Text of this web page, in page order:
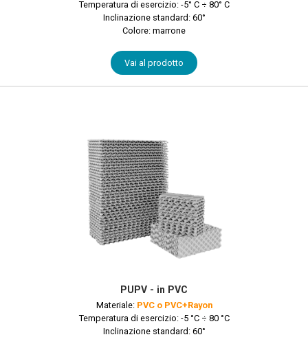
Temperatura di esercizio: -5° C ÷ 80° C
Inclinazione standard: 60°
Colore: marrone
Vai al prodotto
PUPV - in PVC
Materiale: PVC o PVC+Rayon
Temperatura di esercizio: -5 °C ÷ 80 °C
Inclinazione standard: 60°